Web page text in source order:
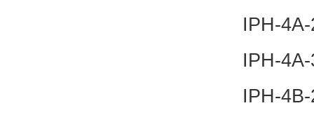
IPH-
IPH-
IPH-